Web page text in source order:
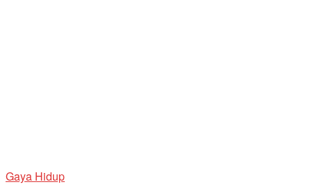
Gaya Hidup